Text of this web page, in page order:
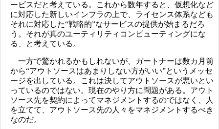
ービスだと考えている。これから数年すると、仮想化など
に対応した新しいインフラの上で、ライセンス体系なども
それに対応した“戦略的”なサービスの提供が始まるだろ
う。それが真のユーティリティコンピューティングにな
る、と考えている。
一方で驚かれるかもしれないが、ガートナーは数カ月前
から“アウトソースはあまりしない方がいい”というメッセ
ージを出している。これは決してアウトソースが悪いとい
っているのではない。現在のやり方に問題がある。アウト
ソース先を契約によってマネジメントするのではなく、人
を立てて、アウトソース先の人々をマネジメントするべき
なのだ。